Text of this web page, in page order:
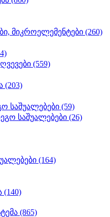
მიკროელემენტები (260)
(559)
(203)
საშუალებები (59)
საშუალებები (26)
(164)
(140)
(865)